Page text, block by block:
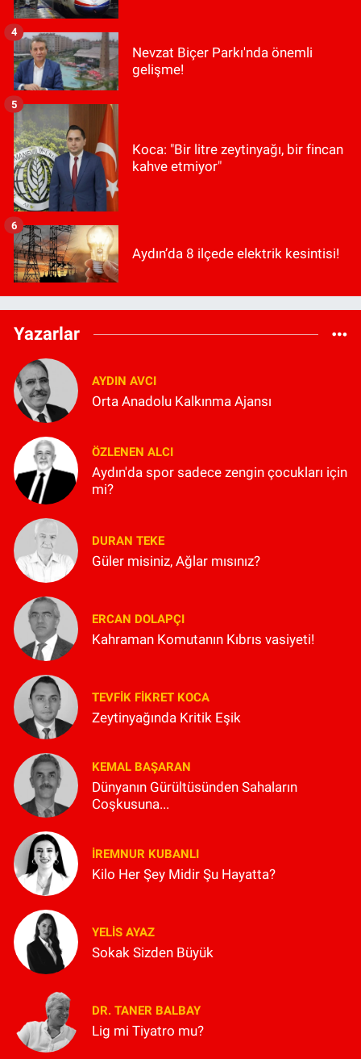
Nevzat Biçer Parkı'nda önemli
gelişme!
4
Koca: "Bir litre zeytinyağı, bir fincan
kahve etmiyor"
5
Aydın’da 8 ilçede elektrik kesintisi!
6
Yazarlar
AYDIN AVCI
Orta Anadolu Kalkınma Ajansı
ÖZLENEN ALCI
Aydın'da spor sadece zengin çocukları için
mi?
DURAN TEKE
Güler misiniz, Ağlar mısınız?
ERCAN DOLAPÇI
Kahraman Komutanın Kıbrıs vasiyeti!
TEVFIK FIKRET KOCA
Zeytinyağında Kritik Eşik
KEMAL BAŞARAN
Dünyanın Gürültüsünden Sahaların
Coşkusuna...
İREMNUR KUBANLI
Kilo Her Şey Midir Şu Hayatta?
YELIS AYAZ
Sokak Sizden Büyük
DR. TANER BALBAY
Lig mi Tiyatro mu?